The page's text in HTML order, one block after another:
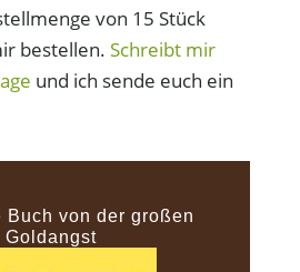
von 15 Stück
bestellen. Schreibt mir
und ich sende euch ein
Buch von der großen
Goldangst